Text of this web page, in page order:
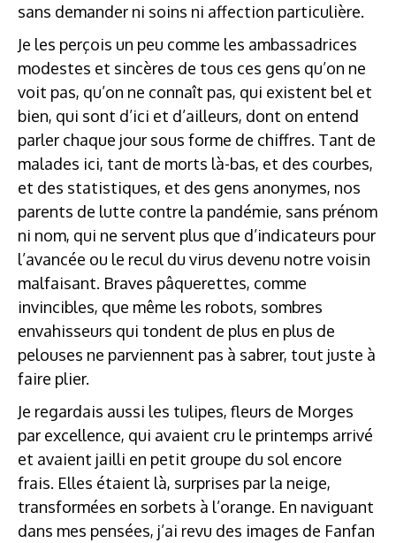
sans demander ni soins ni affection particulière.
Je les perçois un peu comme les ambassadrices
modestes et sincères de tous ces gens qu’on ne
voit pas, qu’on ne connaît pas, qui existent bel et
bien, qui sont d’ici et d’ailleurs, dont on entend
parler chaque jour sous forme de chiffres. Tant de
malades ici, tant de morts là-bas, et des courbes,
et des statistiques, et des gens anonymes, nos
parents de lutte contre la pandémie, sans prénom
ni nom, qui ne servent plus que d’indicateurs pour
l’avancée ou le recul du virus devenu notre voisin
malfaisant. Braves pâquerettes, comme
invincibles, que même les robots, sombres
envahisseurs qui tondent de plus en plus de
pelouses ne parviennent pas à sabrer, tout juste à
faire plier.
Je regardais aussi les tulipes, fleurs de Morges
par excellence, qui avaient cru le printemps arrivé
et avaient jailli en petit groupe du sol encore
frais. Elles étaient là, surprises par la neige,
transformées en sorbets à l’orange. En naviguant
dans mes pensées, j’ai revu des images de Fanfan